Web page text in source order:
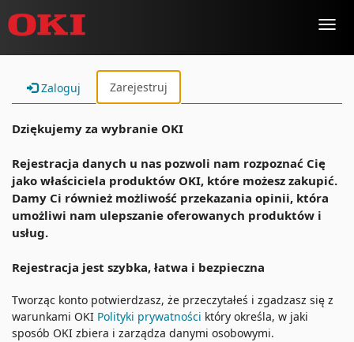
Zaloguj Zarejestruj
Dziękujemy za wybranie OKI
Rejestracja danych u nas pozwoli nam rozpoznać Cię
jako właściciela produktów OKI, które możesz zakupić.
Damy Ci również możliwość przekazania opinii, która
umożliwi nam ulepszanie oferowanych produktów i
usług.
Rejestracja jest szybka, łatwa i bezpieczna
Tworząc konto potwierdzasz, że przeczytałeś i zgadzasz się z
warunkami OKI Polityki prywatności który określa, w jaki
sposób OKI zbiera i zarządza danymi osobowymi.